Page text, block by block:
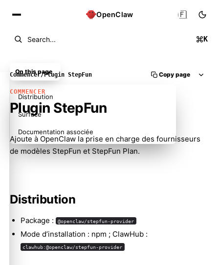
OpenClaw
Search... K
🇫🇷
Commencer/Plugin StepFun Copy page
COMMENCER
Plugin StepFun
Ajoute à OpenClaw la prise en charge des fournisseurs
de modèles StepFun et StepFun Plan.
Distribution
Package : @openclaw/stepfun-provider
Mode d’installation : npm ; ClawHub :
clawhub:@openclaw/stepfun-provider
On this page
Distribution
Surface
Documentation associée